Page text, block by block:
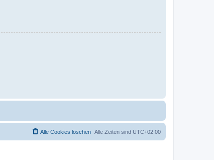
Alle Zeiten sind UTC+02:00
Alle Cookies löschen